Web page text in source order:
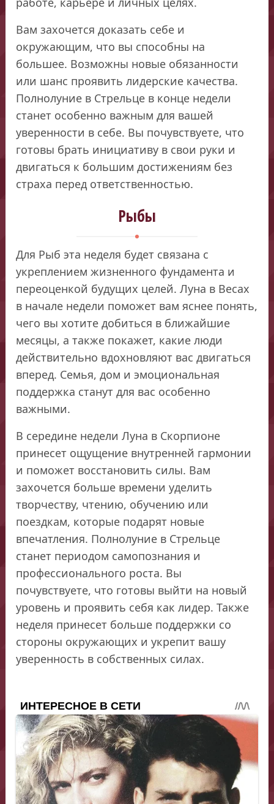
Вам захочется доказать себе и
окружающим, что вы способны на
большее. Возможны новые обязанности
или шанс проявить лидерские качества.
Полнолуние в Стрельце в конце недели
станет особенно важным для вашей
уверенности в себе. Вы почувствуете, что
готовы брать инициативу в свои руки и
двигаться к большим достижениям без
страха перед ответственностью.
Рыбы
Для Рыб эта неделя будет связана с
укреплением жизненного фундамента и
переоценкой будущих целей. Луна в Весах
в начале недели поможет вам яснее понять,
чего вы хотите добиться в ближайшие
месяцы, а также покажет, какие люди
действительно вдохновляют вас двигаться
вперед. Семья, дом и эмоциональная
поддержка станут для вас особенно
важными.
В середине недели Луна в Скорпионе
принесет ощущение внутренней гармонии
и поможет восстановить силы. Вам
захочется больше времени уделить
творчеству, чтению, обучению или
поездкам, которые подарят новые
впечатления. Полнолуние в Стрельце
станет периодом самопознания и
профессионального роста. Вы
почувствуете, что готовы выйти на новый
уровень и проявить себя как лидер. Также
неделя принесет больше поддержки со
стороны окружающих и укрепит вашу
уверенность в собственных силах.